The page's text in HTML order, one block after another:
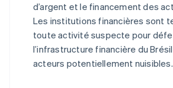
d’argent et le financement des
Les institutions financières sont
toute activité suspecte pour
l’infrastructure financière du
acteurs potentiellement nuisibles.